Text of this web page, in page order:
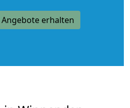
erhalten